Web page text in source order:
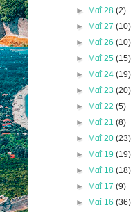
► Μαΐ 28 (2)
► Μαΐ 27 (10)
► Μαΐ 26 (10)
► Μαΐ 25 (15)
► Μαΐ 24 (19)
► Μαΐ 23 (20)
► Μαΐ 22 (5)
► Μαΐ 21 (8)
► Μαΐ 20 (23)
► Μαΐ 19 (19)
► Μαΐ 18 (18)
► Μαΐ 17 (9)
► Μαΐ 16 (36)